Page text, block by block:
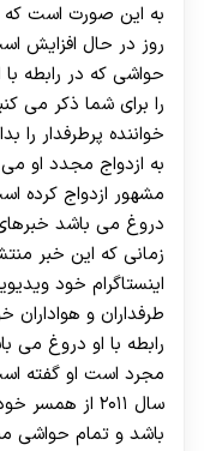
به این صورت است که
روز در حال افزایش
حواشی که در رابطه
را برای شما ذکر می
خواننده پرطرفدار را
به ازدواج مجدد او
مشهور ازدواج کرده
دروغ می باشد
زمانی که این خبر
اینستاگرام خود
طرفداران و
رابطه با او دروغ می
مجرد است او گفته
سال ۲۰۱۱ از
باشد و تمام حواشی